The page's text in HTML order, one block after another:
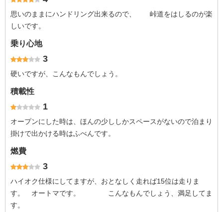
思いのままにハンドリング出来るので、 峠道をはしるのが楽
しいです。
乗り心地
3
硬いですが、こんなもんでしょう。
積載性
1
オープンにした時は、ほんの少ししかスペースがないので泊まり
掛けで出かける時はふべんです。
燃費
3
ハイオク仕様にしてますが、おとなしく走れば15位は走りま
す。 オートマです。 こんなもんでしょう、満足してま
す。